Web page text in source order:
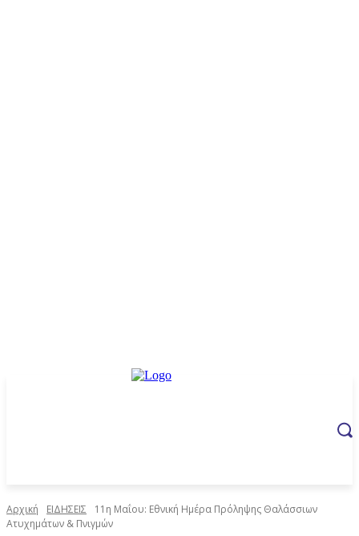
Αρχική ΕΙΔΗΣΕΙΣ
11η Μαΐου: Εθνική Ημέρα Πρόληψης Θαλάσσιων
Ατυχημάτων & Πνιγμών